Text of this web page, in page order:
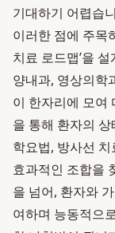
기대하기 어렵습
이러한 점에 주목
치료 로드맵’을
양내과, 영상의학
이 한자리에 모여
을 통해 환자의
학요법, 방사선
효과적인 조합을
을 넘어, 환자와
여하며 능동적으